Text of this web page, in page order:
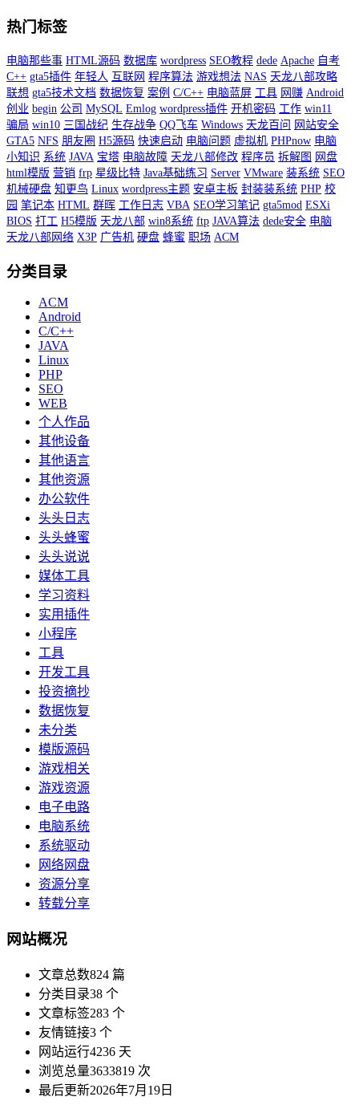
热门标签
电脑那些事 HTML源码 数据库 wordpress SEO教程 dede Apache 自考
C++ gta5插件 年轻人 互联网 程序算法 游戏想法 NAS 天龙八部攻略
联想 gta5技术文档 数据恢复 案例 C/C++ 电脑蓝屏 工具 网赚 Android
创业 begin 公司 MySQL Emlog wordpress插件 开机密码 工作 win11
骗局 win10 三国战纪 生存战争 QQ飞车 Windows 天龙百问
网站安全
GTA5 NFS 朋友圈 H5源码 快速启动 电脑问题 虚拟机 PHPnow 电脑
小知识 系统 JAVA 宝塔 电脑故障 天龙八部修改 程序员 拆解图 网盘
html模版 营销 frp 星级比特 Java基础练习 Server VMware 装系统 SEO
机械硬盘 知更鸟 Linux wordpress主题 安卓主板 封装装系统 PHP 校
园 笔记本 HTML 群晖 工作日志 VBA SEO学习笔记 gta5mod ESXi
BIOS 打工 H5模版 天龙八部 win8系统 ftp JAVA算法 dede安全 电脑
天龙八部网络 X3P 广告机 硬盘 蜂蜜 职场 ACM
分类目录
ACM
Android
C/C++
JAVA
Linux
PHP
SEO
WEB
个人作品
其他设备
其他语言
其他资源
办公软件
头头日志
头头蜂蜜
头头说说
媒体工具
学习资料
实用插件
小程序
工具
开发工具
投资摘抄
数据恢复
未分类
模版源码
游戏相关
游戏资源
电子电路
电脑系统
系统驱动
网络网盘
资源分享
转载分享
网站概况
文章总数824 篇
分类目录38 个
文章标签283 个
友情链接3 个
网站运行4236 天
浏览总量3633819 次
最后更新2026年7月19日